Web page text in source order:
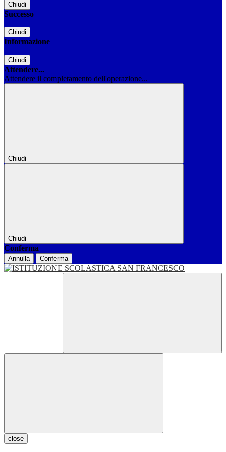
Chiudi
Successo
Chiudi
Informazione
Chiudi
Attendere...
Attendere il completamento dell'operazione...
Chiudi
Chiudi
Conferma
Annulla Conferma
close